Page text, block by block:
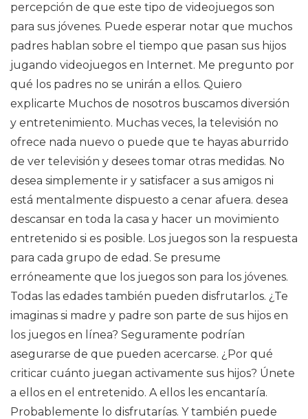
percepción de que este tipo de videojuegos son
para sus jóvenes. Puede esperar notar que muchos
padres hablan sobre el tiempo que pasan sus hijos
jugando videojuegos en Internet. Me pregunto por
qué los padres no se unirán a ellos. Quiero
explicarte Muchos de nosotros buscamos diversión
y entretenimiento. Muchas veces, la televisión no
ofrece nada nuevo o puede que te hayas aburrido
de ver televisión y desees tomar otras medidas. No
desea simplemente ir y satisfacer a sus amigos ni
está mentalmente dispuesto a cenar afuera. desea
descansar en toda la casa y hacer un movimiento
entretenido si es posible. Los juegos son la respuesta
para cada grupo de edad. Se presume
erróneamente que los juegos son para los jóvenes.
Todas las edades también pueden disfrutarlos. ¿Te
imaginas si madre y padre son parte de sus hijos en
los juegos en línea? Seguramente podrían
asegurarse de que pueden acercarse. ¿Por qué
criticar cuánto juegan activamente sus hijos? Únete
a ellos en el entretenido. A ellos les encantaría.
Probablemente lo disfrutarías. Y también puede